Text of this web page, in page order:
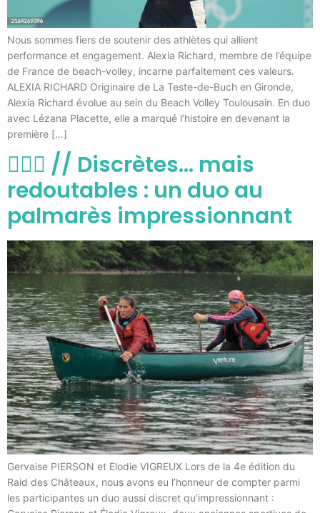
Nous sommes fiers de soutenir des athlètes qui allient
performance et engagement. Alexia Richard, membre de l’équipe
de France de beach-volley, incarne parfaitement ces valeurs.
ALEXIA RICHARD Originaire de La Teste-de-Buch en Gironde,
Alexia Richard évolue au sein du Beach Volley Toulousain. En duo
avec Lézana Placette, elle a marqué l’histoire en devenant la
première […]
🏃🏻‍♀️ // Discrètes… mais
redoutables : un duo au
palmarès impressionnant
Gervaise PIERSON et Elodie VIGREUX Lors de la 4e édition du
Raid des Châteaux, nous avons eu l’honneur de compter parmi
les participantes un duo aussi discret qu’impressionnant :